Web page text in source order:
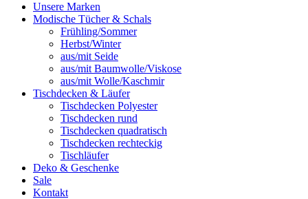
Unsere Marken
Modische Tücher & Schals
Frühling/Sommer
Herbst/Winter
aus/mit Seide
aus/mit Baumwolle/Viskose
aus/mit Wolle/Kaschmir
Tischdecken & Läufer
Tischdecken Polyester
Tischdecken rund
Tischdecken quadratisch
Tischdecken rechteckig
Tischläufer
Deko & Geschenke
Sale
Kontakt